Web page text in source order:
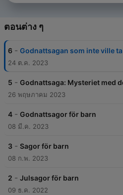
ตอนต่าง ๆ
6 - Godnattsagan som inte ville
24 ต.ค. 2023
5 - Godnattsaga: Mysteriet med
26 พฤษภาคม 2023
4 - Godnattsagor för barn
08 มี.ค. 2023
3 - Sagor för barn
08 ก.พ. 2023
2 - Julsagor för barn
09 ธ.ค. 2022